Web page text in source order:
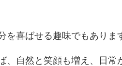
喜ばせる趣味でもありま
、自然と笑顔も増え、日常